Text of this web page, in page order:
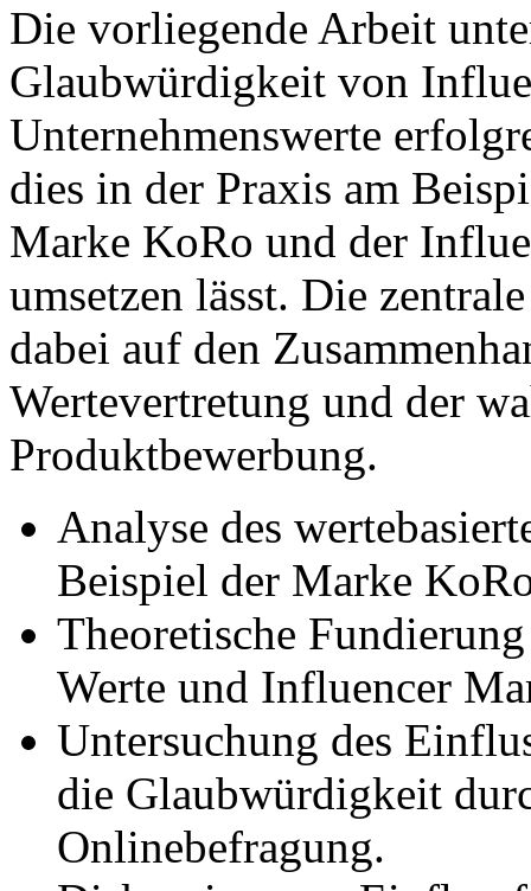
Die vorliegende Arbeit
Glaubwürdigkeit von
Unternehmenswerte
dies in der Praxis am
Marke KoRo und der
umsetzen lässt. Die
dabei auf den
Wertevertretung und der
Produktbewerbung.
Analyse des
Beispiel der Marke
Theoretische
Werte und Influencer
Untersuchung des
die Glaubwürdigkeit
Onlinebefragung.